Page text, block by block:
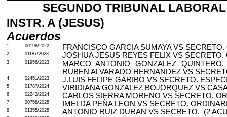
SEGUNDO TRIBUNAL
INSTR. A (JESUS)
Acuerdos
1 00198/2022 FRANCISCO GARCIA SUMAYA VS
2 01187/2023 JOSHUA JESUS REYES FELIX VS SECRETO.
3 01956/2023
MARCO ANTONIO GONZALEZ
RUBEN ALVARADO HERNANDEZ VS
4 02451/2023 J.LUIS FELIPE GARIBO VS SECRETO.
5 01787/2024 VIRIDIANA GONZALEZ BOJORQUEZ VS
6 02242/2024 CARLOS SIERRA MORENO VS SECRETO.
7 00758/2025 IMELDA PEÑA LEON VS SECRETO.
8 01355/2025 ANTONIO RUIZ DURAN VS SECRETO. (2